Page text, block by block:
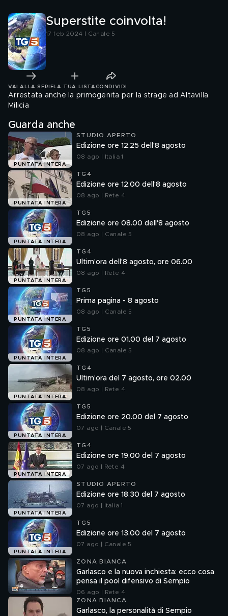
Superstite coinvolta!
17 feb 2024 | Canale 5
VAI ALLA SERIE LA TUA LISTA CONDIVIDI
Arrestata anche la primogenita per la strage ad Altavilla
Milicia
Guarda anche
PUNTATA INTERA
STUDIO APERTO
Edizione ore 12.25 dell'8 agosto
08 ago | Italia 1
PUNTATA INTERA
TG4
Edizione ore 12.00 dell'8 agosto
08 ago | Rete 4
PUNTATA INTERA
TG5
Edizione ore 08.00 dell'8 agosto
08 ago | Canale 5
PUNTATA INTERA
TG4
Ultim'ora dell'8 agosto, ore 06.00
08 ago | Rete 4
PUNTATA INTERA
TG5
Prima pagina - 8 agosto
08 ago | Canale 5
PUNTATA INTERA
TG5
Edizione ore 01.00 del 7 agosto
08 ago | Canale 5
PUNTATA INTERA
TG4
Ultim'ora del 7 agosto, ore 02.00
08 ago | Rete 4
PUNTATA INTERA
TG5
Edizione ore 20.00 del 7 agosto
07 ago | Canale 5
PUNTATA INTERA
TG4
Edizione ore 19.00 del 7 agosto
07 ago | Rete 4
PUNTATA INTERA
STUDIO APERTO
Edizione ore 18.30 del 7 agosto
07 ago | Italia 1
PUNTATA INTERA
TG5
Edizione ore 13.00 del 7 agosto
07 ago | Canale 5
ZONA BIANCA
Garlasco e la nuova inchiesta: ecco cosa
pensa il pool difensivo di Sempio
06 ago | Rete 4
ZONA BIANCA
Garlasco, la personalità di Sempio